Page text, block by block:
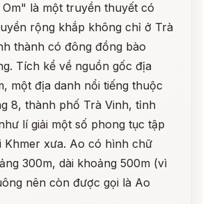
là một truyền thuyết có
rộng khắp không chỉ ở Trà
thành có đông đồng bào
Tích kể về nguồn gốc địa
một địa danh nổi tiếng thuộc
8, thành phố Trà Vinh, tỉnh
lí giải một số phong tục tập
Khmer xưa. Ao có hình chữ
300m, dài khoảng 500m (vì
nên còn được gọi là Ao